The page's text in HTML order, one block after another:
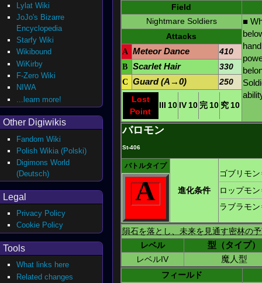
Field
Nightmare Soldiers
■
Attacks
A Meteor Dance
410
B Scarlet Hair
330
C Guard (A→0)
250
Lost
Point
III 10 IV 10 完 10 究 10
バロモン
St-406
バトルタイプ
進化条件
ゴブリモン
ロップモン
ラブラモン
A
隕石を落とし、未来を見通す密林の
レベル
型（タイプ）
レベルIV
魔人型
フィールド
Lylat Wiki
JoJo's Bizarre
Encyclopedia
Starfy Wiki
Wikibound
WiKirby
F-Zero Wiki
NIWA
...learn more!
Other Digiwikis
Fandom Wiki
Polish Wikia (Polski)
Digimons World
(Deutsch)
Legal
Privacy Policy
Cookie Policy
Tools
What links here
Related changes